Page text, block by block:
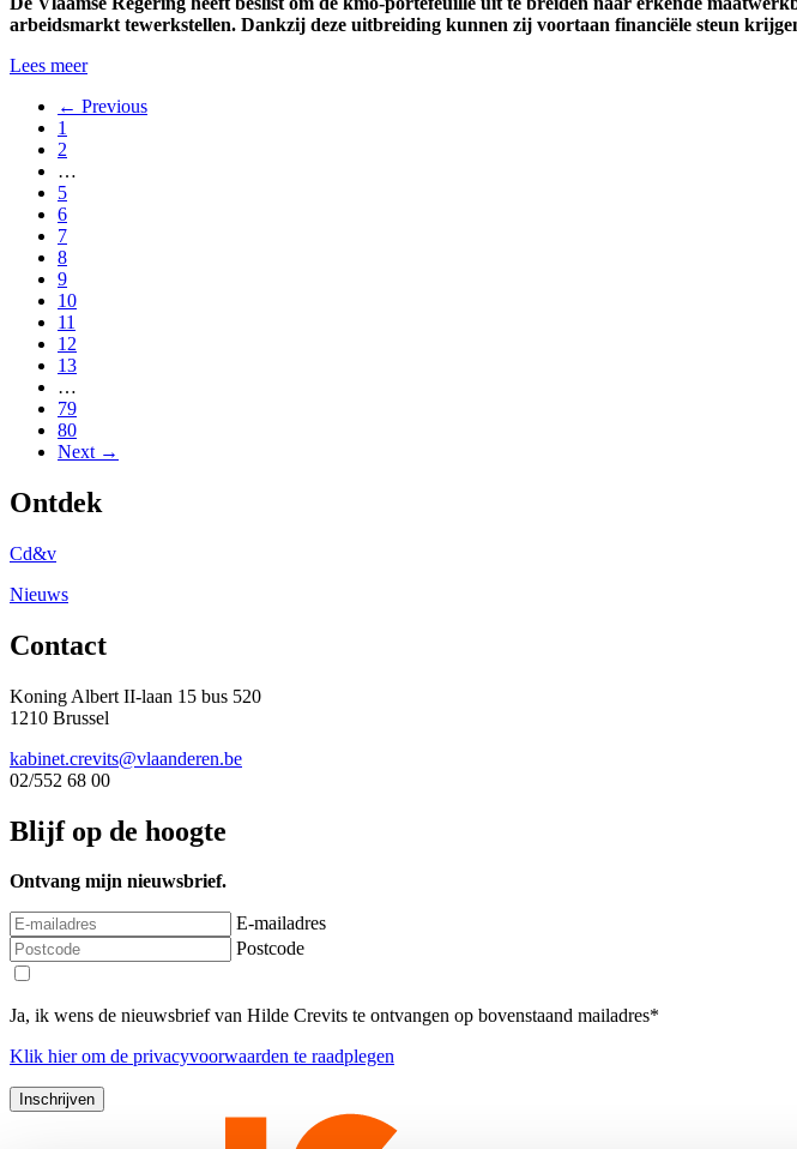
arbeidsmarkt tewerkstellen. Dankzij deze uitbreiding kunnen zij voortaan financiële steun
Lees meer
← Previous
1
2
…
5
6
7
8
9
10
11
12
13
…
79
80
Next →
Ontdek
Cd&v
Nieuws
Contact
Koning Albert II-laan 15 bus 520
1210 Brussel
kabinet.crevits@vlaanderen.be
02/552 68 00
Blijf op de hoogte
Ontvang mijn nieuwsbrief.
E-mailadres
Postcode
Ja, ik wens de nieuwsbrief van Hilde Crevits te ontvangen op bovenstaand mailadres*
Klik hierom de privacyvoorwaarden te raadplegen